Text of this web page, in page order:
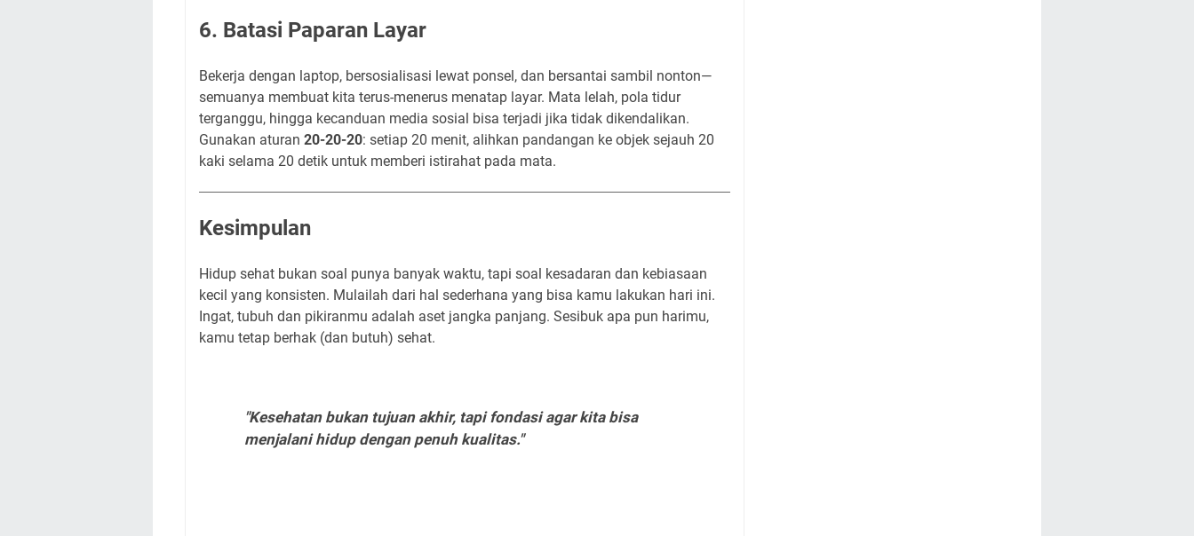
6. Batasi Paparan Layar
Bekerja dengan laptop, bersosialisasi lewat ponsel, dan bersantai sambil nonton—
semuanya membuat kita terus-menerus menatap layar. Mata lelah, pola tidur
terganggu, hingga kecanduan media sosial bisa terjadi jika tidak dikendalikan.
Gunakan aturan 20-20-20: setiap 20 menit, alihkan pandangan ke objek sejauh 20
kaki selama 20 detik untuk memberi istirahat pada mata.
Kesimpulan
Hidup sehat bukan soal punya banyak waktu, tapi soal kesadaran dan kebiasaan
kecil yang konsisten. Mulailah dari hal sederhana yang bisa kamu lakukan hari ini.
Ingat, tubuh dan pikiranmu adalah aset jangka panjang. Sesibuk apa pun harimu,
kamu tetap berhak (dan butuh) sehat.
"Kesehatan bukan tujuan akhir, tapi fondasi agar kita bisa
menjalani hidup dengan penuh kualitas."